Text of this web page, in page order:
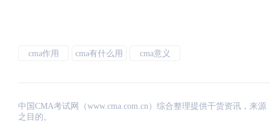
cma作用 cma有什么用 cma意义
中国CMA考试网（www.cma.com.cn）综合整理提供干货资讯，来
之目的。